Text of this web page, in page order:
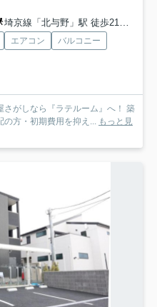
埼京線「北与野」駅 徒歩21分
エアコン
バルコニー
さがしなら『ラテルーム』へ！ 築
の方・初期費用を抑え... もっと見